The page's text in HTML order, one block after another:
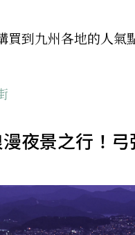
買到九州各地的人氣
夜景之行！